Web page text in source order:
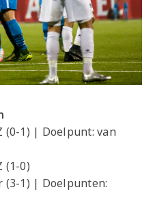
(0-1) | Doelpunt: van
(1-0)
(3-1) | Doelpunten: